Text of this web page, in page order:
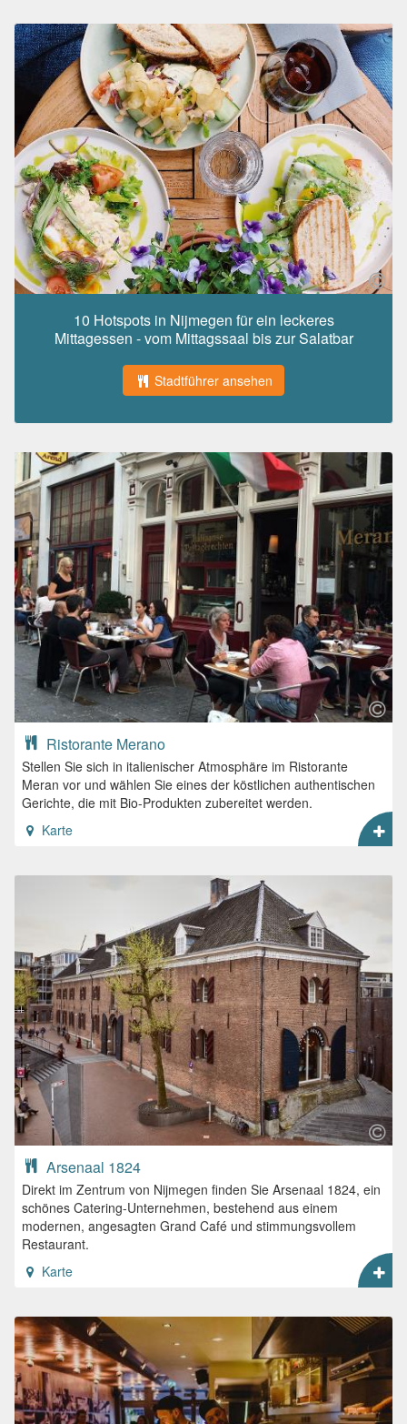
10 Hotspots in Nijmegen für ein leckeres
Mittagessen - vom Mittagssaal bis zur Salatbar
Stadtführer ansehen
Ristorante Merano
Stellen Sie sich in italienischer Atmosphäre im Ristorante
Meran vor und wählen Sie eines der köstlichen authentischen
Gerichte, die mit Bio-Produkten zubereitet werden.
Karte
Arsenaal 1824
Direkt im Zentrum von Nijmegen finden Sie Arsenaal 1824, ein
schönes Catering-Unternehmen, bestehend aus einem
modernen, angesagten Grand Café und stimmungsvollem
Restaurant.
Karte